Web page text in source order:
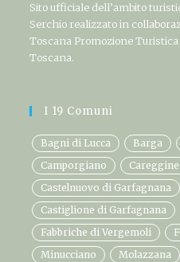
Sito ufficiale dell’ambito
Serchio realizzato in
Toscana Promozione
Toscana.
I 19 Comuni
Bagni di Lucca Barga
Camporgiano
Careggine
Castelnuovo di Garfagnana
Castiglione di Garfagnana
Fabbriche di Vergemoli
Minucciano
Molazzana